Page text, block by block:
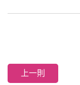
上一則